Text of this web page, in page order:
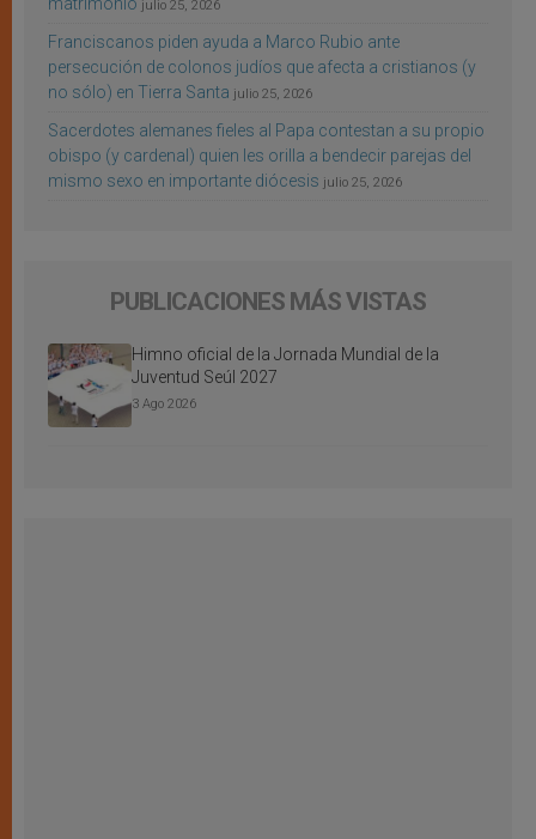
matrimonio julio 25, 2026
Franciscanos piden ayuda a Marco Rubio ante
persecución de colonos judíos que afecta a cristianos (y
no sólo) en Tierra Santa julio 25, 2026
Sacerdotes alemanes fieles al Papa contestan a su propio
obispo (y cardenal) quien les orilla a bendecir parejas del
mismo sexo en importante diócesis julio 25, 2026
PUBLICACIONES MÁS VISTAS
Himno oficial de la Jornada Mundial de la
Juventud Seúl 2027
3 Ago 2026